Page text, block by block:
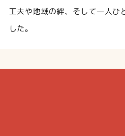
工夫や地域の絆、そして一人ひ
した。